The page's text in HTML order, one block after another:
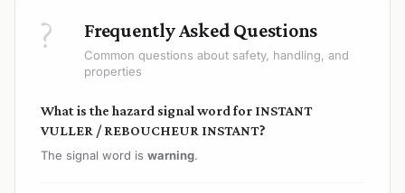
? Frequently Asked Questions
Common questions about safety, handling, and
properties
What is the hazard signal word for INSTANT
VULLER / REBOUCHEUR INSTANT?
The signal word is warning.